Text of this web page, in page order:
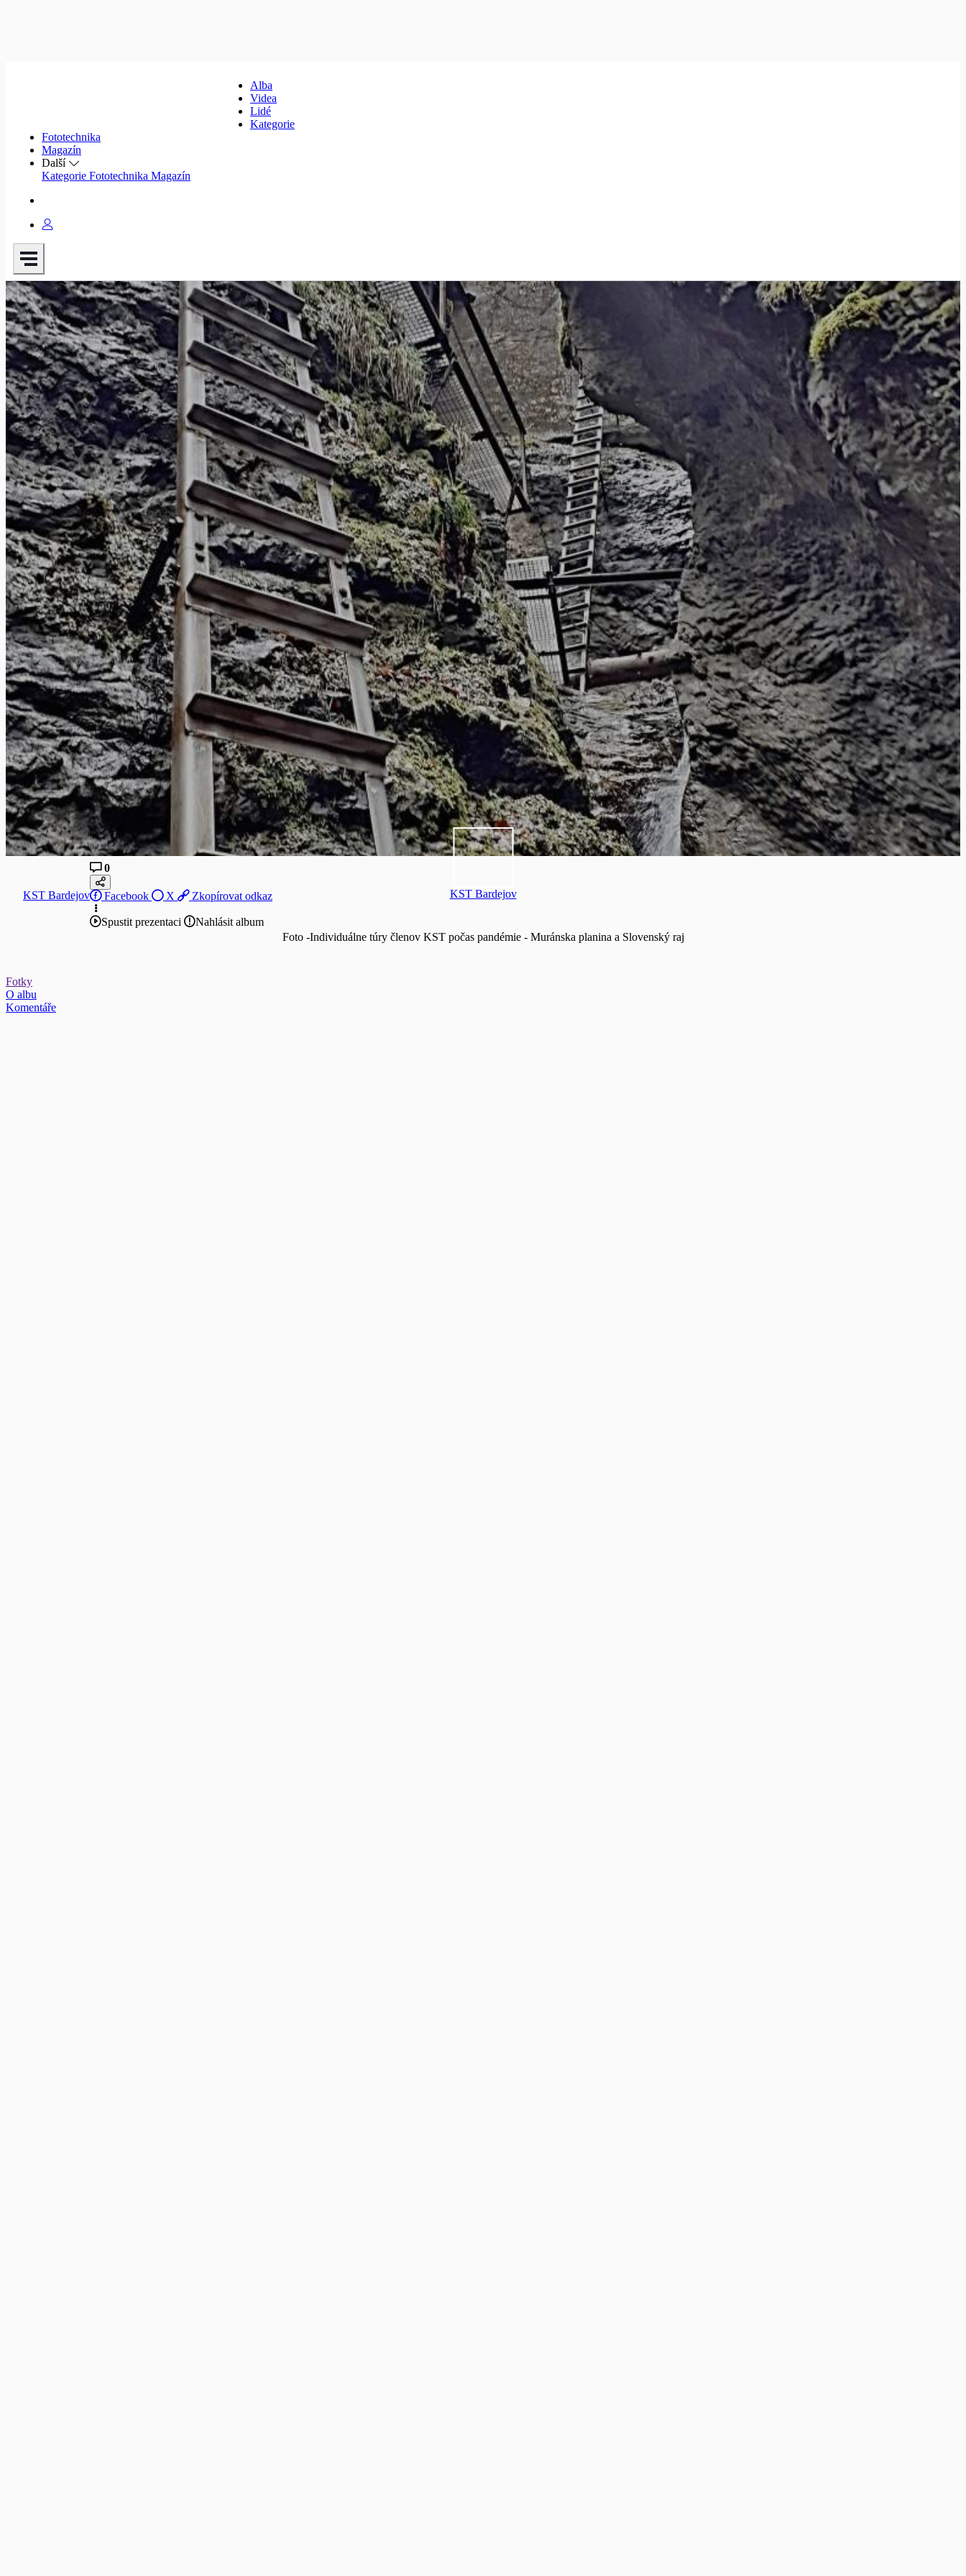
Alba
Videa
Lidé
Kategorie
Fototechnika
Magazín
Další
Kategorie Fototechnika Magazín
KST Bardejov
Foto -Individuálne túry členov KST počas pandémie - Muránska planina a Slovenský raj
KST Bardejov
0
Facebook X Zkopírovat odkaz
Spustit prezentaci Nahlásit album
Fotky
O albu
Komentáře